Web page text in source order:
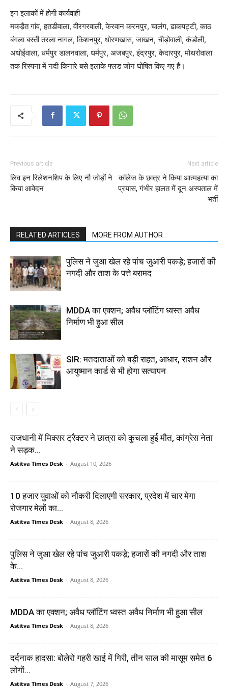
इन इलाकों में होगी कार्यवाही
मकड़ैत गांव, हतडीवाला, वीरगरवाली, केरवान करनपुर, चालंग, ढाकपट्टी, काठ
बंगला बस्ती तरला नागल, किशनपुर, धोरणखास, जाखन, चीड़ोवाली, कंडोली,
अधोईवाला, धर्मपुर डालनवाला, धर्मपुर, अजबपुर, इंद्रपुर, केदारपुर, मोथरोवाला
तक रिस्पना में नदी किनारे बसे इलाके फ्लड जोन घोषित किए गए हैं।
Previous article
लिव इन रिलेशनशिप के लिए नौ जोड़ों ने
किया आवेदन
Next article
कॉलेज के छात्र ने किया आत्महत्या का
प्रयास, गंभीर हालत में दून अस्पताल में
भर्ती
RELATED ARTICLES MORE FROM AUTHOR
पुलिस ने जुआ खेल रहे पांच जुआरी पकड़े; हजारों की
नगदी और ताश के पत्ते बरामद
MDDA का एक्शन; अवैध प्लॉटिंग ध्वस्त अवैध
निर्माण भी हुआ सील
SIR: मतदाताओं को बड़ी राहत, आधार, राशन और
आयुष्मान कार्ड से भी होगा सत्यापन
राजधानी में मिक्सर ट्रैक्टर ने छात्रा को कुचला हुई मौत, कांग्रेस नेता
ने सड़क...
Astitva Times Desk - August 10, 2026
10 हजार युवाओं को नौकरी दिलाएगी सरकार, प्रदेश में चार मेगा
रोजगार मेलों का...
Astitva Times Desk - August 8, 2026
पुलिस ने जुआ खेल रहे पांच जुआरी पकड़े; हजारों की नगदी और ताश
के...
Astitva Times Desk - August 8, 2026
MDDA का एक्शन; अवैध प्लॉटिंग ध्वस्त अवैध निर्माण भी हुआ सील
Astitva Times Desk - August 8, 2026
दर्दनाक हादसा: बोलेरो गहरी खाई में गिरी, तीन साल की मासूम समेत 6
लोगों...
Astitva Times Desk - August 7, 2026